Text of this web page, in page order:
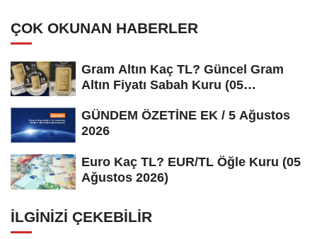
ÇOK OKUNAN HABERLER
Gram Altın Kaç TL? Güncel Gram
Altın Fiyatı Sabah Kuru (05
GÜNDEM ÖZETİNE EK / 5 Ağustos
2026
Euro Kaç TL? EUR/TL Öğle Kuru (05
Ağustos 2026)
İLGINIZI ÇEKEBILIR